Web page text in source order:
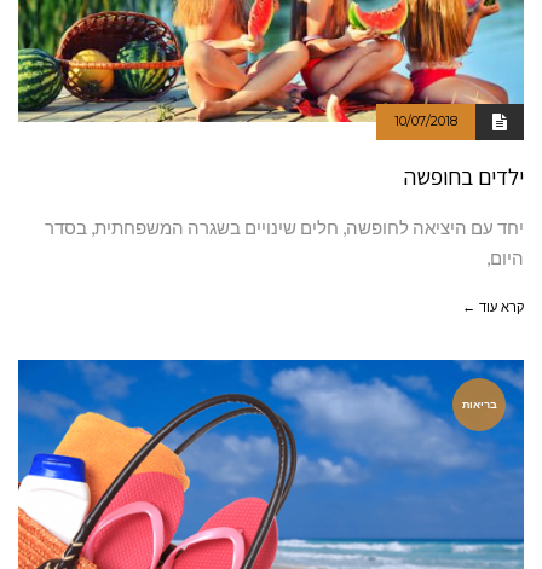
10/07/2018
ילדים בחופשה
יחד עם היציאה לחופשה, חלים שינויים בשגרה המשפחתית, בסדר
היום,
קרא עוד ←
בריאות